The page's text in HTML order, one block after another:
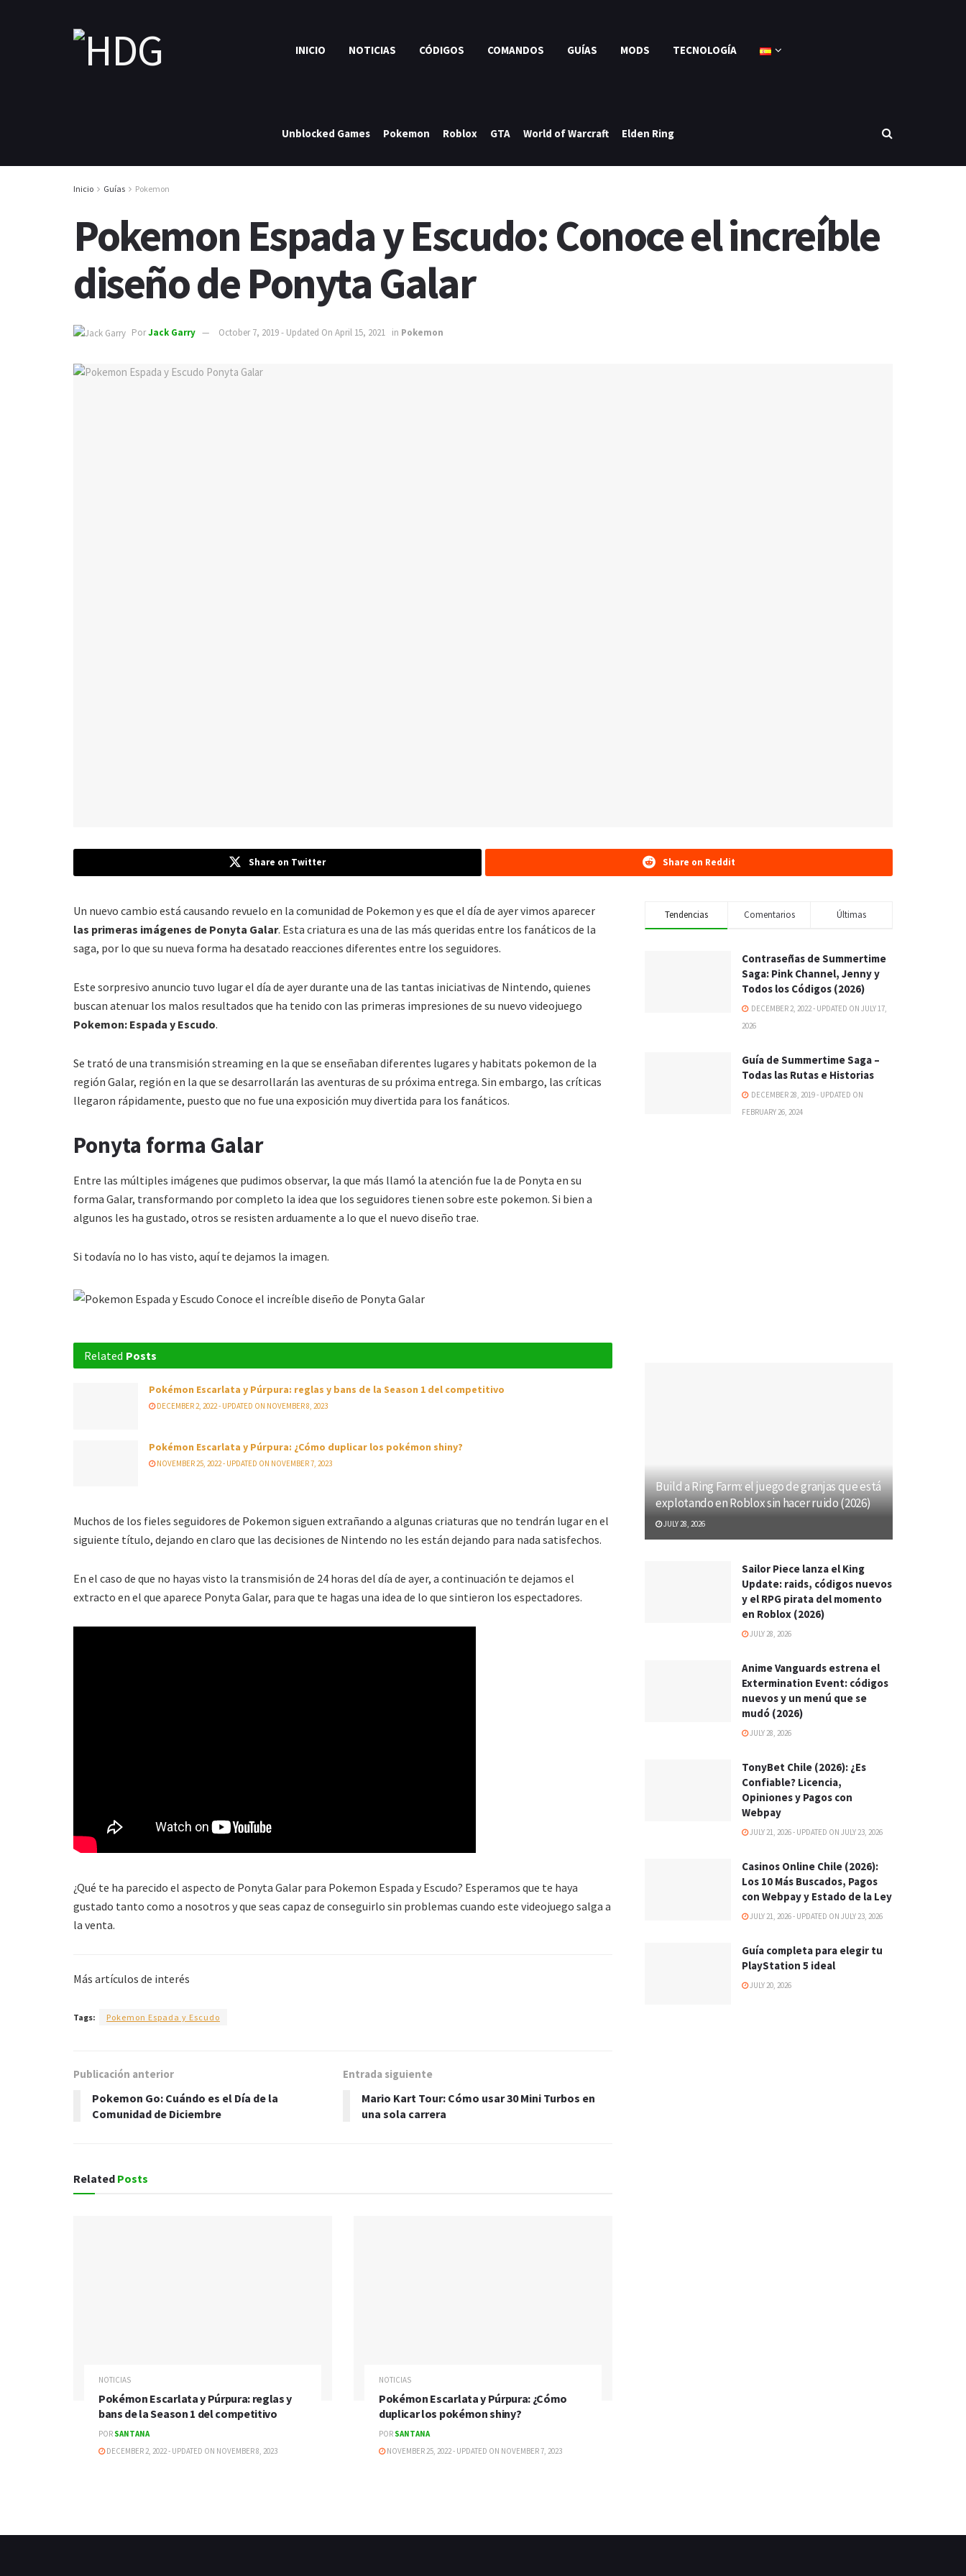
INICIO NOTICIAS CÓDIGOS COMANDOS GUÍAS MODS TECNOLOGÍA
Unblocked Games Pokemon Roblox GTA World of Warcraft Elden Ring
Inicio Guías Pokemon
Pokemon Espada y Escudo: Conoce el increíble
diseño de Ponyta Galar
PorJack Garry October 7, 2019 - Updated On April 15, 2021 in Pokemon
Share on Twitter Share on Reddit
Un nuevo cambio está causando revuelo en la comunidad de Pokemon y es que el día de ayer vimos aparecer
las primeras imágenes de Ponyta Galar. Esta criatura es una de las más queridas entre los fanáticos de la
saga, por lo que su nueva forma ha desatado reacciones diferentes entre los seguidores.
Este sorpresivo anuncio tuvo lugar el día de ayer durante una de las tantas iniciativas de Nintendo, quienes
buscan atenuar los malos resultados que ha tenido con las primeras impresiones de su nuevo videojuego
Pokemon: Espada y Escudo.
Se trató de una transmisión streaming en la que se enseñaban diferentes lugares y habitats pokemon de la
región Galar, región en la que se desarrollarán las aventuras de su próxima entrega. Sin embargo, las críticas
llegaron rápidamente, puesto que no fue una exposición muy divertida para los fanáticos.
Ponyta forma Galar
Entre las múltiples imágenes que pudimos observar, la que más llamó la atención fue la de Ponyta en su
forma Galar, transformando por completo la idea que los seguidores tienen sobre este pokemon. Si bien a
algunos les ha gustado, otros se resisten arduamente a lo que el nuevo diseño trae.
Si todavía no lo has visto, aquí te dejamos la imagen.
Related Posts
Pokémon Escarlata y Púrpura: reglas y bans de la Season 1 del competitivo
DECEMBER 2, 2022 - UPDATED ON NOVEMBER 8, 2023
Pokémon Escarlata y Púrpura: ¿Cómo duplicar los pokémon shiny?
NOVEMBER 25, 2022 - UPDATED ON NOVEMBER 7, 2023
Muchos de los fieles seguidores de Pokemon siguen extrañando a algunas criaturas que no tendrán lugar en el
siguiente título, dejando en claro que las decisiones de Nintendo no les están dejando para nada satisfechos.
En el caso de que no hayas visto la transmisión de 24 horas del día de ayer, a continuación te dejamos el
extracto en el que aparece Ponyta Galar, para que te hagas una idea de lo que sintieron los espectadores.
¿Qué te ha parecido el aspecto de Ponyta Galar para Pokemon Espada y Escudo? Esperamos que te haya
gustado tanto como a nosotros y que seas capaz de conseguirlo sin problemas cuando este videojuego salga a
la venta.
Más artículos de interés
Tags: Pokemon Espada y Escudo
Publicación anterior
Pokemon Go: Cuándo es el Día de la
Comunidad de Diciembre
Entrada siguiente
Mario Kart Tour: Cómo usar 30 Mini Turbos en
una sola carrera
Related Posts
NOTICIAS
Pokémon Escarlata y Púrpura: reglas y
bans de la Season 1 del competitivo
POR SANTANA
DECEMBER 2, 2022 - UPDATED ON NOVEMBER 8, 2023
NOTICIAS
Pokémon Escarlata y Púrpura: ¿Cómo
duplicar los pokémon shiny?
POR SANTANA
NOVEMBER 25, 2022 - UPDATED ON NOVEMBER 7, 2023
Tendencias Comentarios Últimas
Contraseñas de Summertime
Saga: Pink Channel, Jenny y
Todos los Códigos (2026)
DECEMBER 2, 2022 - UPDATED ON JULY 17,
2026
Guía de Summertime Saga –
Todas las Rutas e Historias
DECEMBER 28, 2019 - UPDATED ON
FEBRUARY 26, 2024
Build a Ring Farm: el juego de granjas que está
explotando en Roblox sin hacer ruido (2026)
JULY 28, 2026
Sailor Piece lanza el King
Update: raids, códigos nuevos
y el RPG pirata del momento
en Roblox (2026)
JULY 28, 2026
Anime Vanguards estrena el
Extermination Event: códigos
nuevos y un menú que se
mudó (2026)
JULY 28, 2026
TonyBet Chile (2026): ¿Es
Confiable? Licencia,
Opiniones y Pagos con
Webpay
JULY 21, 2026 - UPDATED ON JULY 23, 2026
Casinos Online Chile (2026):
Los 10 Más Buscados, Pagos
con Webpay y Estado de la Ley
JULY 21, 2026 - UPDATED ON JULY 23, 2026
Guía completa para elegir tu
PlayStation 5 ideal
JULY 20, 2026